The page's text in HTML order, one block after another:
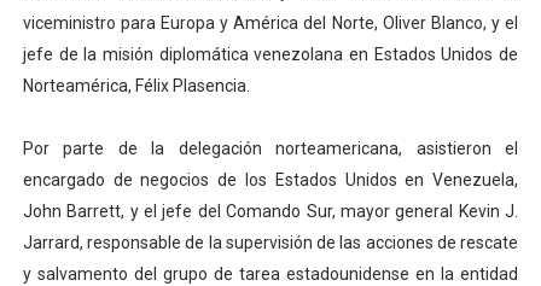
viceministro para Europa y América del Norte, Oliver Blanco, y el
jefe de la misión diplomática venezolana en Estados Unidos de
Norteamérica, Félix Plasencia.
​Por parte de la delegación norteamericana, asistieron el
encargado de negocios de los Estados Unidos en Venezuela,
John Barrett, y el jefe del Comando Sur, mayor general Kevin J.
Jarrard, responsable de la supervisión de las acciones de rescate
y salvamento del grupo de tarea estadounidense en la entidad